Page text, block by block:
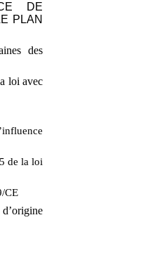
DE
PLAN
des
loi avec
de la loi
CE